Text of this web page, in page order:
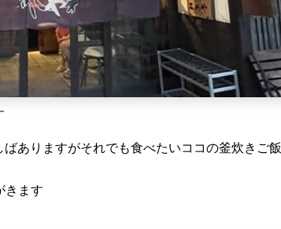
ありますがそれでも食べたいココの釜炊きご飯
きます